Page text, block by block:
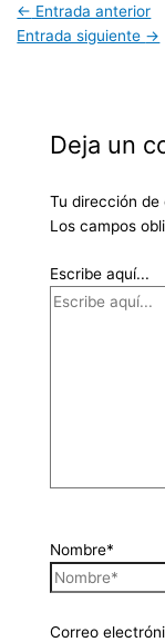
← Entrada anterior
Entrada siguiente →
Deja un
Tu dirección
Los campos
Escribe aquí...
Nombre*
Correo